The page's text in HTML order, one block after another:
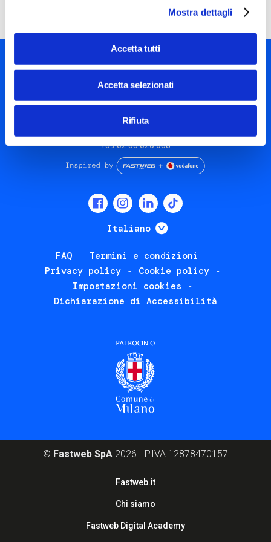
Mostra dettagli
Accetta tutti
Accetta selezionati
Rifiuta
Piazza Olivetti 1, Milano
info@steptothefuture.it
+39 02 33 020 088
Italiano Mostra ulteriori
FAQ
Termini e condizioni
Privacy policy
Cookie policy
Impostazioni cookies
Dichiarazione di Accessibilità
© Fastweb SpA 2026 - P.IVA 12878470157
Fastweb.it
Chi siamo
Fastweb Digital Academy